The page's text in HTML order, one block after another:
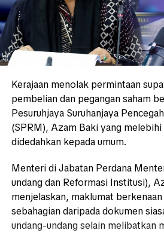
Kerajaan menolak permintaan
pembelian dan pegangan saham
Pesuruhjaya Suruhanjaya
(SPRM), Azam Baki yang
didedahkan kepada umum.
Menteri di Jabatan Perdana
undang dan Reformasi Institusi),
menjelaskan, maklumat
sebahagian daripada dokumen
undang-undang selain melibatkan